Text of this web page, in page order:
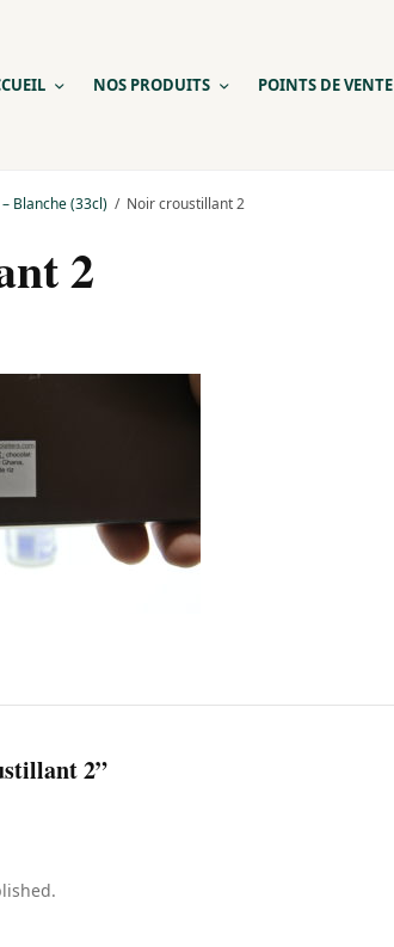
NOS PRODUITS POINTS DE VENTE
Blanche (33cl) Noir croustillant 2
2
2”